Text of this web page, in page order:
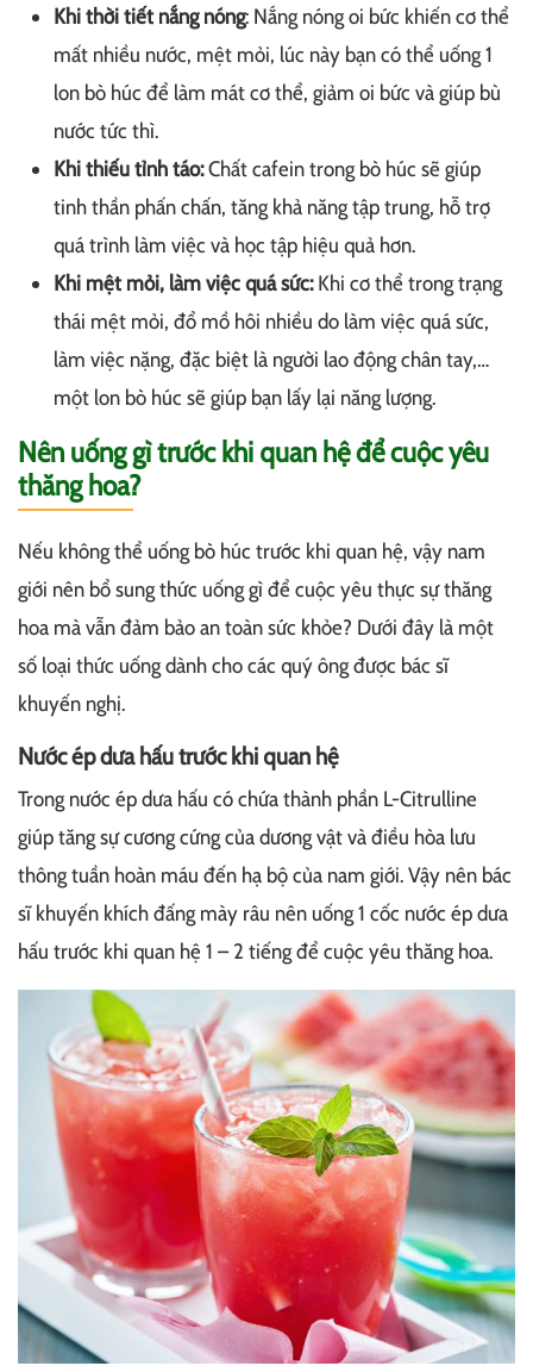
Khi thời tiết nắng nóng: Nắng nóng oi bức khiến cơ thể
mất nhiều nước, mệt mỏi, lúc này bạn có thể uống 1
lon bò húc để làm mát cơ thể, giảm oi bức và giúp bù
nước tức thì.
Khi thiếu tỉnh táo:Chất cafein trong bò húc sẽ giúp
tinh thần phấn chấn, tăng khả năng tập trung, hỗ trợ
quá trình làm việc và học tập hiệu quả hơn.
Khi mệt mỏi, làm việc quá sức:Khi cơ thể trong trạng
thái mệt mỏi, đổ mồ hôi nhiều do làm việc quá sức,
làm việc nặng, đặc biệt là người lao động chân tay,…
một lon bò húc sẽ giúp bạn lấy lại năng lượng.
Nên uống gì trước khi quan hệ để cuộc yêu
thăng hoa?
Nếu không thể uống bò húc trước khi quan hệ, vậy nam
giới nên bổ sung thức uống gì để cuộc yêu thực sự thăng
hoa mà vẫn đảm bảo an toàn sức khỏe? Dưới đây là một
số loại thức uống dành cho các quý ông được bác sĩ
khuyến nghị.
Nước ép dưa hấu trước khi quan hệ
Trong nước ép dưa hấu có chứa thành phần L-Citrulline
giúp tăng sự cương cứng của dương vật và điều hòa lưu
thông tuần hoàn máu đến hạ bộ của nam giới. Vậy nên bác
sĩ khuyến khích đấng mày râu nên uống 1 cốc nước ép dưa
hấu trước khi quan hệ 1 – 2 tiếng để cuộc yêu thăng hoa.